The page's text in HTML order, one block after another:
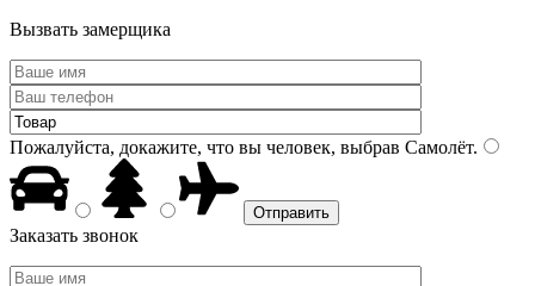
Вызвать замерщика
Пожалуйста, докажите, что вы человек, выбрав Самолёт.
Заказать звонок